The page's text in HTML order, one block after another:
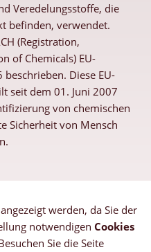
Veredelungsstoffe, die
befinden, verwendet.
(Registration,
of Chemicals) EU-
Diese EU-
seit dem 01. Juni 2007
von chemischen
Sicherheit von Mensch
werden, da Sie der
notwendigen Cookies
Sie die Seite